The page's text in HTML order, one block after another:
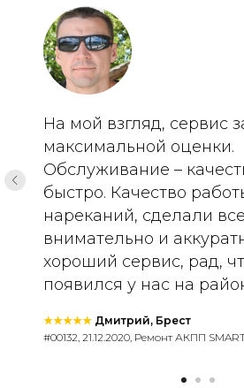
На мой взгляд, сервис
максимальной оценки.
Обслуживание –
быстро. Качество
нареканий, сделали все
внимательно и
хороший сервис, рад,
появился у нас на
★★★★★ Дмитрий, Брест
#00132, 21.12.2020, Ремонт АКПП